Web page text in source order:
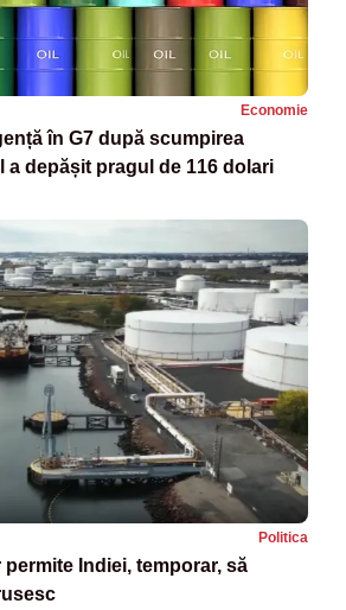
Economie
în G7 după scumpirea
a depășit pragul de 116 dolari
Politica
Indiei, temporar, să